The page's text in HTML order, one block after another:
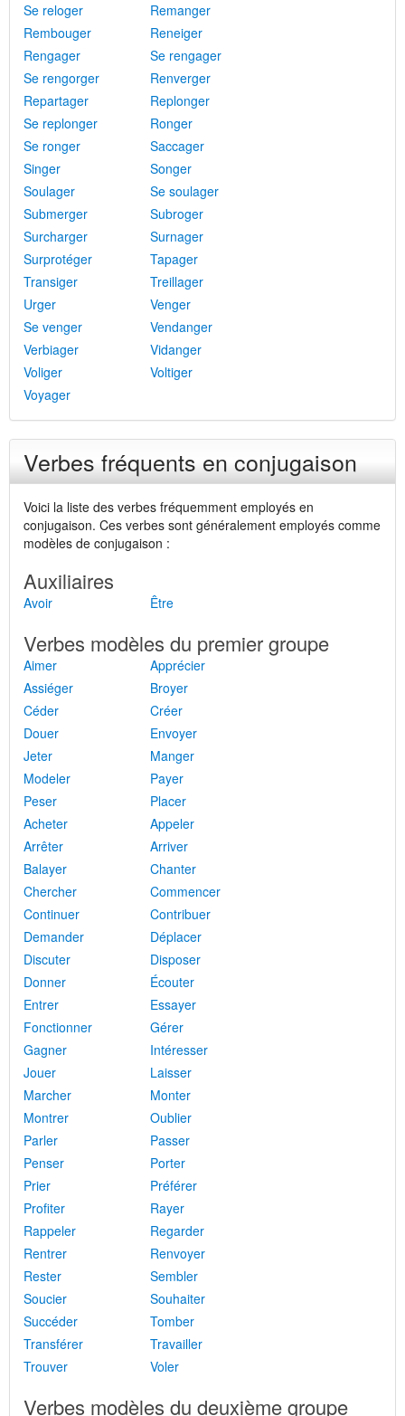
Se reloger
Remanger
Rembouger
Reneiger
Rengager
Se rengager
Se rengorger
Renverger
Repartager
Replonger
Se replonger
Ronger
Se ronger
Saccager
Singer
Songer
Soulager
Se soulager
Submerger
Subroger
Surcharger
Surnager
Surprotéger
Tapager
Transiger
Treillager
Urger
Venger
Se venger
Vendanger
Verbiager
Vidanger
Voliger
Voltiger
Voyager
Verbes fréquents en conjugaison
Voici la liste des verbes fréquemment employés en
conjugaison. Ces verbes sont généralement employés comme
modèles de conjugaison :
Auxiliaires
Avoir Être
Verbes modèles du premier groupe
Aimer
Apprécier
Assiéger
Broyer
Céder
Créer
Douer
Envoyer
Jeter
Manger
Modeler
Payer
Peser
Placer
Acheter
Appeler
Arrêter
Arriver
Balayer
Chanter
Chercher
Commencer
Continuer
Contribuer
Demander
Déplacer
Discuter
Disposer
Donner
Écouter
Entrer
Essayer
Fonctionner
Gérer
Gagner
Intéresser
Jouer
Laisser
Marcher
Monter
Montrer
Oublier
Parler
Passer
Penser
Porter
Prier
Préférer
Profiter
Rayer
Rappeler
Regarder
Rentrer
Renvoyer
Rester
Sembler
Soucier
Souhaiter
Succéder
Tomber
Transférer
Travailler
Trouver
Voler
Verbes modèles du deuxième groupe